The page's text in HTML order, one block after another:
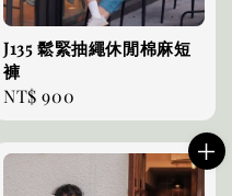
J135 鬆緊抽繩休閒棉麻短
褲
Regular
price
NT$ 900